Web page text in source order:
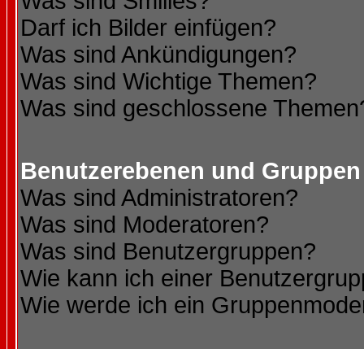
Darf ich Bilder einfügen?
Was sind Ankündigungen?
Was sind Wichtige Themen?
Was sind geschlossene
Benutzerebenen und Gruppen
Was sind Administratoren?
Was sind Moderatoren?
Was sind Benutzergruppen?
Wie kann ich einer
Wie werde ich ein